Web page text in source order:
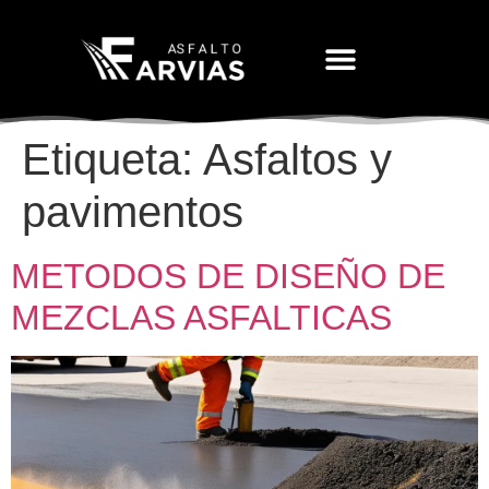
Etiqueta: Asfaltos y
pavimentos
METODOS DE DISEÑO DE
MEZCLAS ASFALTICAS